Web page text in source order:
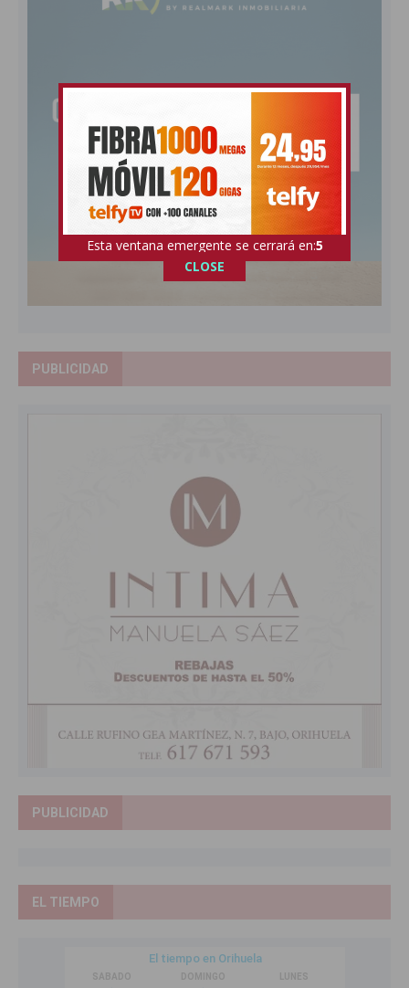
PUBLICIDAD
PUBLICIDAD
EL TIEMPO
Esta ventana emergente se cerrará en:4
CLOSE